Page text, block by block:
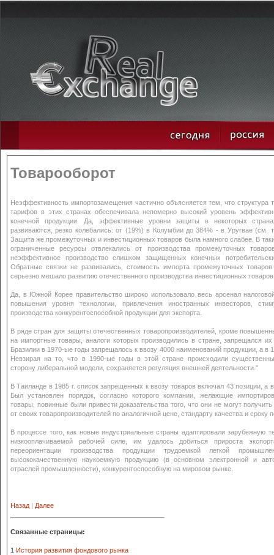
Товарооборот
Неэффективность импортозамещения частично объясняется тем, что структура
тарифов в этих странах обеспечивала непомерно высокий уровень
конечной продукции. Да, эффективные уровни защиты в некоторых
развиваются, резко колебались: от (19%) в Колумбии до 384% - в Уругвае (см.
Защита же промежуточных и инвестиционных товаров была намного слабее. В
ограниченные ресурсы отвлекались от производства промежуточных
неэффективное производство слишком защищенных конечных
Обратные связки не развивались, стоимость импорта промежуточных
серьезно мешало развитию отечественного производства инвестиционных
Да, в Южной Корее правительство широко использовало весь арсенал
повышения уровня технологии, привлечения иностранных инвесторов,
производства конкурентоспособной продукции для экспорта.
В ряде стран для защиты отечественных товаропроизводителей, кроме
на импортные товары, аналоги которых производились в стране, запрещался
Бразилии в 1970-ые годы запрещалось к ввозу 4000 наименований продукции, а в
Невзирая на то, что в 1990-ые годы в этой стране происходили
сторону либеральной модели, сохраняется регуляция внешней деятельности."
В Таиланде в 1985 г. список запрещенных к ввозу товаров включал 43 позиции, а
Был установлен порядок, согласно которого компании, желающие
товары, повинные были привести доказательства того, что они не могут
от своих товаропроизводителей по аналогичной цене, стандарту качества и сроку
В процессе того, как новые индустриальные страны адаптировали зарубежную
низкооплачиваемой рабочей силе, им удалось добиться прироста
переориентации производства продукции трудоемкой легкой
высококачественную наукоемкую продукцию (в основном электронной и
отраслей промышленности), конкурентоспособную на мировом рынке.
Назад | Далее
Связанные страницы:
1 История развития фондового рынка